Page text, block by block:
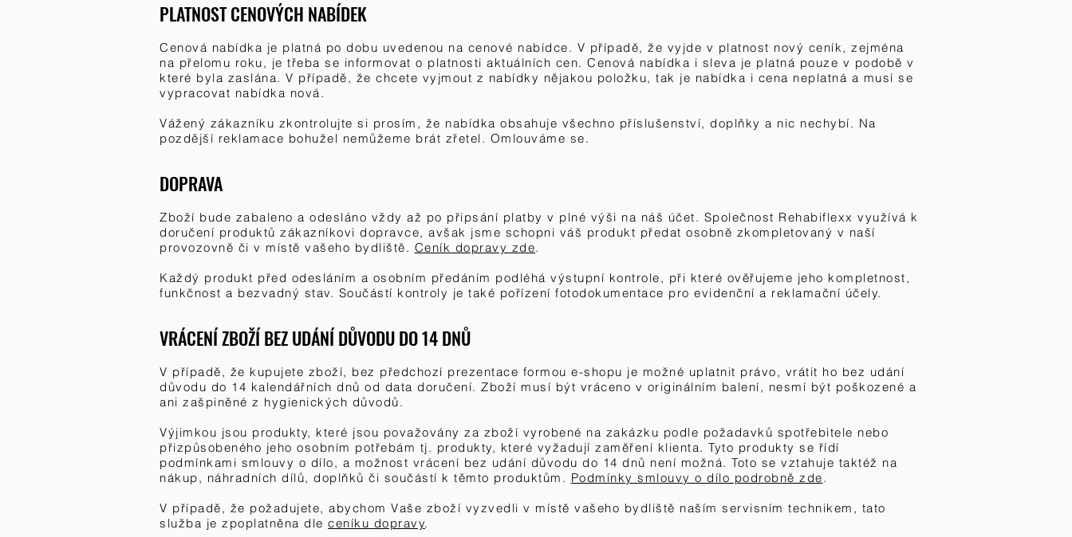
PLATNOST CENOVÝCH NABÍDEK
Cenová nabídka je platná po dobu uvedenou na cenové nabídce. V případě, že vyjde v platnost nový ceník, zejména
na přelomu roku, je třeba se informovat o platnosti aktuálních cen. Cenová nabídka i sleva je platná pouze v podobě v
které byla zaslána. V případě, že chcete vyjmout z nabídky nějakou položku, tak je nabídka i cena neplatná a musí se
vypracovat nabídka nová.
Vážený zákazníku zkontrolujte si prosím, že nabídka obsahuje všechno příslušenství, doplňky a nic nechybí. Na
pozdější reklamace bohužel nemůžeme brát zřetel. Omlouváme se.
DOPRAVA
Zboží bude zabaleno a odesláno vždy až po připsání platby v plné výši na náš účet. Společnost Rehabiflexx využívá k
doručení produktů zákazníkovi dopravce, avšak jsme schopni váš produkt předat osobně zkompletovaný v naší
provozovně či v místě vašeho bydliště. Ceník dopravy zde.
Každý produkt před odesláním a osobním předáním podléhá výstupní kontrole, při které ověřujeme jeho kompletnost,
funkčnost a bezvadný stav. Součástí kontroly je také pořízení fotodokumentace pro evidenční a reklamační účely.
VRÁCENÍ ZBOŽÍ BEZ UDÁNÍ DŮVODU DO 14 DNŮ
V případě, že kupujete zboží, bez předchozí prezentace formou e-shopu je možné uplatnit právo, vrátit ho bez udání
důvodu do 14 kalendářních dnů od data doručení. Zboží musí být vráceno v originálním balení, nesmí být poškozené a
ani zašpiněné z hygienických důvodů.
Výjimkou jsou produkty, které jsou považovány za zboží vyrobené na zakázku podle požadavků spotřebitele nebo
přizpůsobeného jeho osobním potřebám tj. produkty, které vyžadují zaměření klienta. Tyto produkty se řídí
podmínkami smlouvy o dílo, a možnost vrácení bez udání důvodu do 14 dnů není možná. Toto se vztahuje taktéž na
nákup, náhradních dílů, doplňků či součástí k těmto produktům. Podmínky smlouvy o dílo podrobně zde.
V případě, že požadujete, abychom Vaše zboží vyzvedli v místě vašeho bydliště naším servisním technikem, tato
služba je zpoplatněna dle ceníku dopravy.